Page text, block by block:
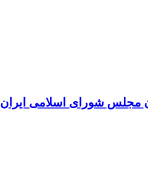
مجلس شورای اسلامی ایران